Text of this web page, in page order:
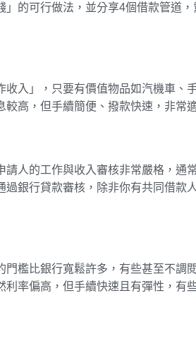
的可行做法，並分享4個借款管道
收入」，只要有價值物品如汽機車、
高，但手續簡便、撥款快速，非常
請人的工作與收入審核非常嚴格，通
過銀行貸款審核，除非你有共同借款
門檻比銀行寬鬆許多，有些甚至不調
利率偏高，但手續快速且有彈性，有